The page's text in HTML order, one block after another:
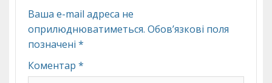
Ваша e-mail адреса не
оприлюднюватиметься. Обов’язкові поля
позначені *
Коментар *